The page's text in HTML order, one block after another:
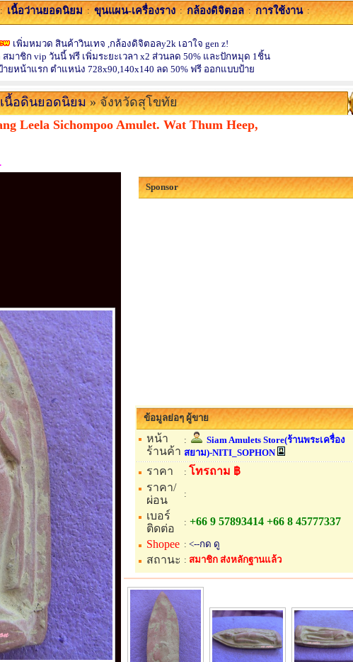
เนื้อว่านยอดนิยม : ขุนแผน-เครื่องราง : กล้องดิจิตอล : การใช้งาน :
เพิ่มหมวด สินค้าวินเทจ ,กล้องดิจิตอลy2k เอาใจ gen z!
สมาชิก vip วันนี้ ฟรี เพิ่มระยะเวลา x2 ส่วนลด 50% และปักหมุด 1ชิ้น
ายหน้าแรก ตำแหน่ง 728x90,140x140 ลด 50% ฟรี ออกแบบป้าย
นื้อดินยอดนิยม» จังหวัดสุโขทัย
Leela Sichompoo Amulet. Wat Thum Heep,
Sponsor
ข้อมูลย่อๆ ผู้ขาย
หน้า
ร้านค้า
:
Siam Amulets Store(ร้านพระเครื่อง
สยาม)-NITI_SOPHON
ราคา : โทรถาม ฿
ราคา/
ผ่อน
:
เบอร์
ติดต่อ
: +66 9 57893414 +66 8 45777337
Shopee : <--กด ดู
สถานะ : สมาชิก ส่งหลักฐานแล้ว